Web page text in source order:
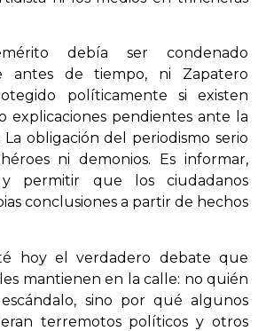
debía ser condenado
antes de tiempo, ni Zapatero
políticamente si existen
explicaciones pendientes ante la
obligación del periodismo serio
ni demonios. Es informar,
y permitir que los ciudadanos
conclusiones a partir de hechos
hoy el verdadero debate que
mantienen en la calle: no quién
sino por qué algunos
terremotos políticos y otros